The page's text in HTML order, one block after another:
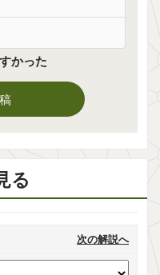
かった
る
次の解説へ